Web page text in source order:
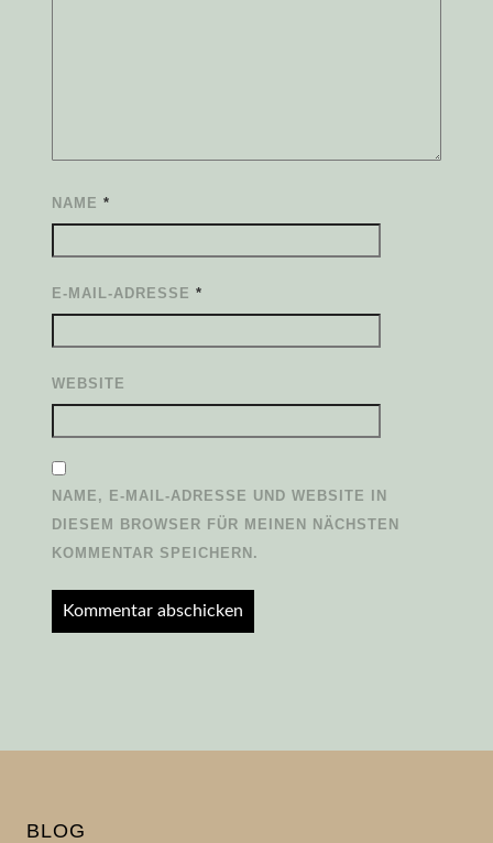
NAME*
E-MAIL-ADRESSE*
WEBSITE
NAME, E-MAIL-ADRESSE UND WEBSITE IN
DIESEM BROWSER FÜR MEINEN NÄCHSTEN
KOMMENTAR SPEICHERN.
BLOG